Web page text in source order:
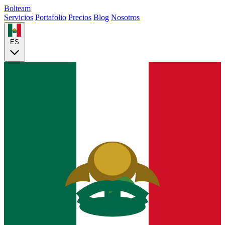
Bolteam
Servicios Portafolio Precios Blog Nosotros
ES